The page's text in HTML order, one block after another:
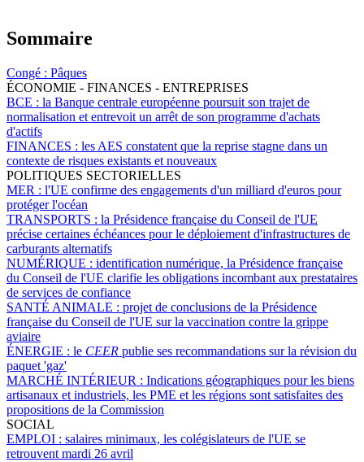
Sommaire
Congé : Pâques
ÉCONOMIE - FINANCES - ENTREPRISES
BCE : la Banque centrale européenne poursuit son trajet de
normalisation et entrevoit un arrêt de son programme d'achats
d'actifs
FINANCES : les AES constatent que la reprise stagne dans un
contexte de risques existants et nouveaux
POLITIQUES SECTORIELLES
MER : l'UE confirme des engagements d'un milliard d'euros pour
protéger l'océan
TRANSPORTS : la Présidence française du Conseil de l'UE
précise certaines échéances pour le déploiement d'infrastructures de
carburants alternatifs
NUMÉRIQUE : identification numérique, la Présidence française
du Conseil de l'UE clarifie les obligations incombant aux prestataires
de services de confiance
SANTÉ ANIMALE : projet de conclusions de la Présidence
française du Conseil de l'UE sur la vaccination contre la grippe
aviaire
ÉNERGIE : le CEER publie ses recommandations sur la révision du
paquet 'gaz'
MARCHÉ INTÉRIEUR : Indications géographiques pour les biens
artisanaux et industriels, les PME et les régions sont satisfaites des
propositions de la Commission
SOCIAL
EMPLOI : salaires minimaux, les colégislateurs de l'UE se
retrouvent mardi 26 avril